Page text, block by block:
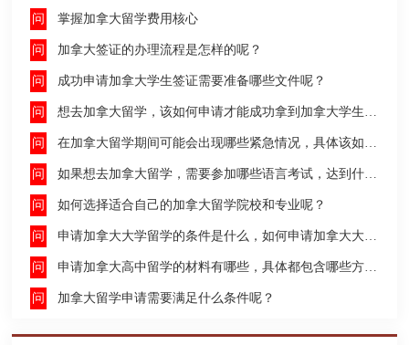
掌握加拿大留学费用核心
加拿大签证的办理流程是怎样的呢？
成功申请加拿大学生签证需要准备哪些文件呢？
想去加拿大留学，该如何申请才能成功拿到加拿大学生签证呢？
在加拿大留学期间可能会出现哪些紧急情况，具体该如何去处理这些紧急情况呢？
如果想去加拿大留学，需要参加哪些语言考试，达到什么水平才能申请呢？
如何选择适合自己的加拿大留学院校和专业呢？
申请加拿大大学留学的条件是什么，如何申请加拿大大学留学，留学的费用及签证申请流程是什么？
申请加拿大高中留学的材料有哪些，具体都包含哪些方面呢？
加拿大留学申请需要满足什么条件呢？